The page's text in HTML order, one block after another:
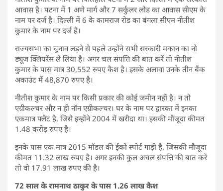
आवास है। पटना में 1 अणे मार्ग और 7 सर्कुलर लोड का आवास सीएम के
नाम पर दर्ज है। दिल्ली में 6 के कामराज रोड का बंगला सीएम नीतीश
कुमार के नाम पर दर्ज है।
राज्यसभा का चुनाव लड़ने से पहले उन्होंने सभी सरकारी मकान का नो
ड्यूज क्लियरेंस ले लिया है। अगर चल संपत्ति की बात करें तो नीतीश
कुमार के पास मात्र 30,552 रुपए कैश है। इसके अलावा उनके तीन बैंक
अकाउंट में 48,870 रुपए है।
नीतीश कुमार के नाम पर किसी प्रकार की कोई जमीन नहीं है। न तो
एग्रीकल्चर और न ही नॉन एग्रीकल्चर। घर के नाम पर द्वारका में इनका
एकमात्र फ्लैट है, जिसे इन्होंने 2004 में खरीदा था। इसकी मौजूदा कीमत
1.48 करोड़ रुपए है।
इनके पास एक मात्र 2015 मॉडल की ईको स्पोर्ट गाड़ी है, जिसकी मौजूदा
कीमत 11.32 लाख रुपए है। अगर इनकी कुल अचल संपत्ति की बात करें
तो वो 17.91 लाख रुपए की है।
72 साल के रामनाथ ठाकुर के पास 1.26 लाख कैश